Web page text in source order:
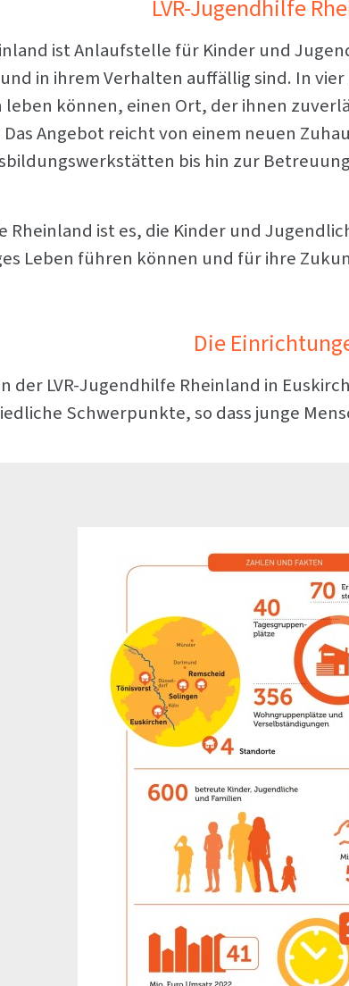
LVR-Jugendhilfe
ist Anlaufstelle für Kinder und
in ihrem Verhalten auffällig sind. In
können, einen Ort, der ihnen
Angebot reicht von einem neuen
bis hin zur
Rheinland ist es, die Kinder und
Leben führen können und für ihre
Die
der LVR-Jugendhilfe Rheinland in
Schwerpunkte, so dass junge